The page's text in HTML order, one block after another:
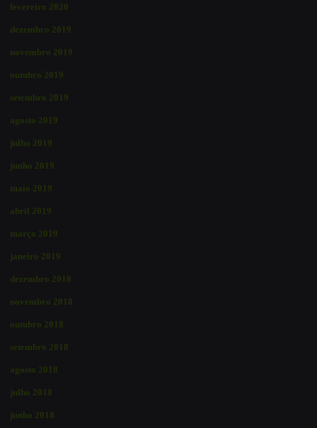
fevereiro 2020
dezembro 2019
novembro 2019
outubro 2019
setembro 2019
agosto 2019
julho 2019
junho 2019
maio 2019
abril 2019
março 2019
janeiro 2019
dezembro 2018
novembro 2018
outubro 2018
setembro 2018
agosto 2018
julho 2018
junho 2018